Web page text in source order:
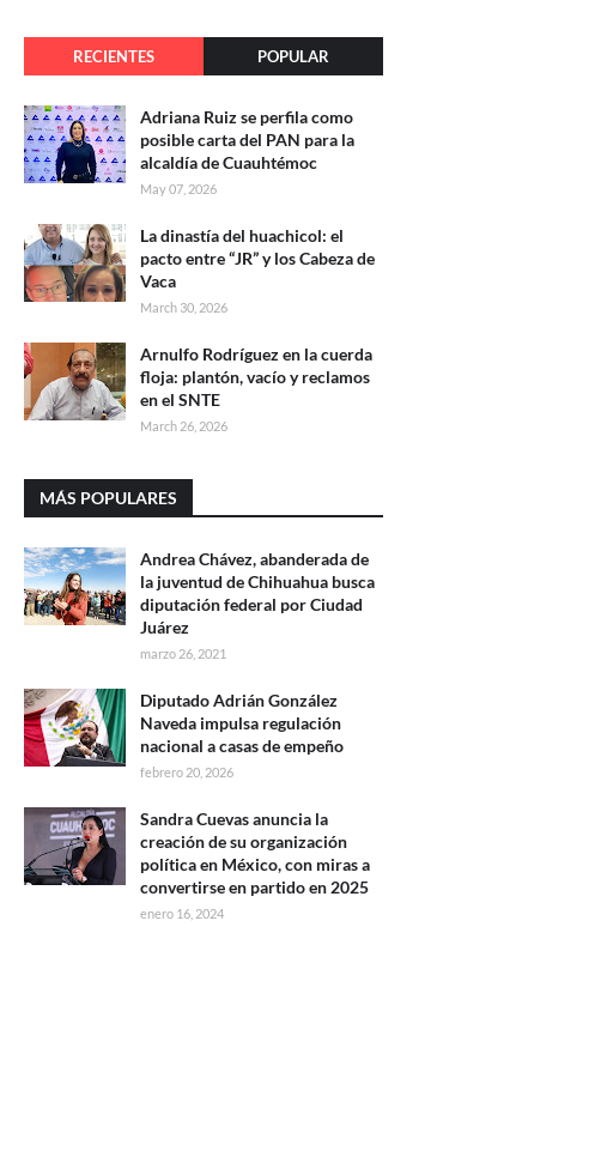
RECIENTES POPULAR
Adriana Ruiz se perfila como
posible carta del PAN para la
alcaldía de Cuauhtémoc
May 07, 2026
La dinastía del huachicol: el
pacto entre “JR” y los Cabeza de
Vaca
March 30, 2026
Arnulfo Rodríguez en la cuerda
floja: plantón, vacío y reclamos
en el SNTE
March 26, 2026
MÁS POPULARES
Andrea Chávez, abanderada de
la juventud de Chihuahua busca
diputación federal por Ciudad
Juárez
marzo 26, 2021
Diputado Adrián González
Naveda impulsa regulación
nacional a casas de empeño
febrero 20, 2026
Sandra Cuevas anuncia la
creación de su organización
política en México, con miras a
convertirse en partido en 2025
enero 16, 2024